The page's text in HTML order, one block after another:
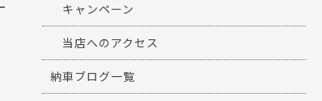
キャンペーン
当店へのアクセス
納車ブログ一覧